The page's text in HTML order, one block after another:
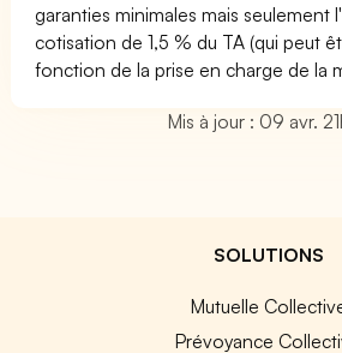
garanties minimales mais seulement
cotisation de 1,5 % du TA (qui peut
fonction de la prise en charge de la
Mis à jour : 09 avr.
SOLUTIONS
Mutuelle
Prévoyance